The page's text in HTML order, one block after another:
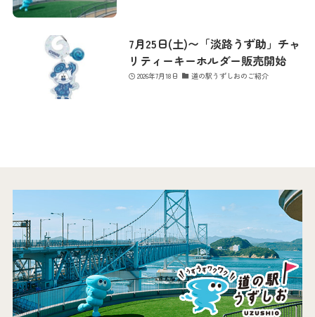
7月25日(土)〜「淡路うず助」チャ
リティーキーホルダー販売開始
2026年7月18日 道の駅うずしおのご紹介